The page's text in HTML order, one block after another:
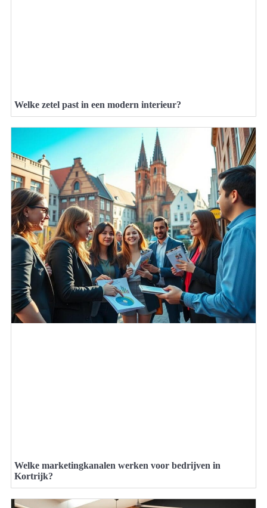
Welke zetel past in een modern interieur?
Welke marketingkanalen werken voor bedrijven in
Kortrijk?